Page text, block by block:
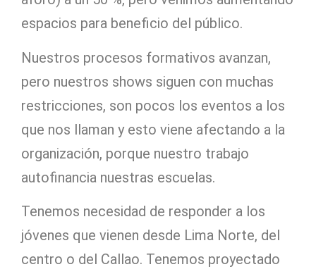
espacios para beneficio del público.
Nuestros procesos formativos avanzan,
pero nuestros shows siguen con muchas
restricciones, son pocos los eventos a los
que nos llaman y esto viene afectando a la
organización, porque nuestro trabajo
autofinancia nuestras escuelas.
Tenemos necesidad de responder a los
jóvenes que vienen desde Lima Norte, del
centro o del Callao. Tenemos proyectado